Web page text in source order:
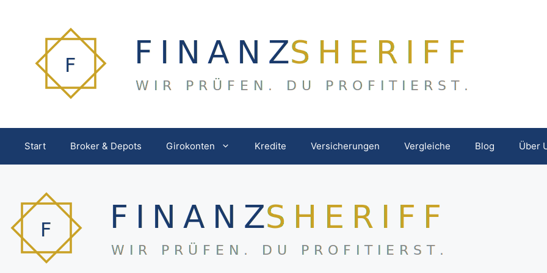
Start Broker & Depots Girokonten Kredite Versicherungen Vergleiche Blog Über